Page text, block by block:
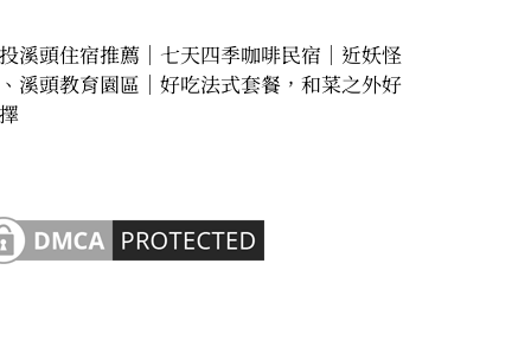
溪頭住宿推薦｜七天四季咖啡民宿｜近妖怪
溪頭教育園區｜好吃法式套餐，和菜之外好